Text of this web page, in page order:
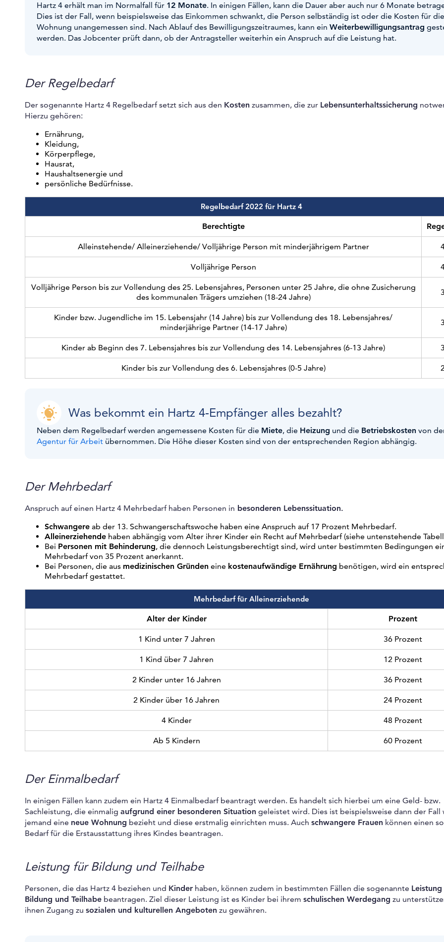
Hartz 4 erhält man im Normalfall für 12 Monate. In einigen Fällen, kann die Dauer aber auch nur 6 Monate
Dies ist der Fall, wenn beispielsweise das Einkommen schwankt, die Person selbständig ist oder die Kosten für die
Wohnung unangemessen sind. Nach Ablauf des Bewilligungszeitraumes, kann ein Weiterbewilligungsantrag
werden. Das Jobcenter prüft dann, ob der Antragsteller weiterhin ein Anspruch auf die Leistung hat.
Der Regelbedarf
Der sogenannte Hartz 4 Regelbedarf setzt sich aus den Kosten zusammen, die zur Lebensunterhaltssicherung
Hierzu gehören:
Ernährung,
Kleidung,
Körperpflege,
Hausrat,
Haushaltsenergie und
persönliche Bedürfnisse.
Regelbedarf 2022 für Hartz 4
Berechtigte
Alleinstehende/ Alleinerziehende/ Volljährige Person mit minderjährigem Partner
Volljährige Person
Volljährige Person bis zur Vollendung des 25. Lebensjahres, Personen unter 25 Jahre, die ohne Zusicherung
des kommunalen Trägers umziehen (18-24 Jahre)
Kinder bzw. Jugendliche im 15. Lebensjahr (14 Jahre) bis zur Vollendung des 18. Lebensjahres/
minderjährige Partner (14-17 Jahre)
Kinder ab Beginn des 7. Lebensjahres bis zur Vollendung des 14. Lebensjahres (6-13 Jahre)
Kinder bis zur Vollendung des 6. Lebensjahres (0-5 Jahre)
Was bekommt ein Hartz 4-Empfänger alles bezahlt?
Neben dem Regelbedarf werden angemessene Kosten für die Miete, die Heizung und die Betriebskosten von
Agentur für Arbeit übernommen. Die Höhe dieser Kosten sind von der entsprechenden Region abhängig.
Der Mehrbedarf
Anspruch auf einen Hartz 4 Mehrbedarf haben Personen in besonderen Lebenssituation.
Schwangere ab der 13. Schwangerschaftswoche haben eine Anspruch auf 17 Prozent Mehrbedarf.
Alleinerziehende haben abhängig vom Alter ihrer Kinder ein Recht auf Mehrbedarf (siehe untenstehende
Bei Personen mit Behinderung, die dennoch Leistungsberechtigt sind, wird unter bestimmten Bedingungen
Mehrbedarf von 35 Prozent anerkannt.
Bei Personen, die aus medizinischen Gründen eine kostenaufwändige Ernährung benötigen, wird ein
Mehrbedarf gestattet.
Mehrbedarf für Alleinerziehende
Alter der Kinder Prozent
1 Kind unter 7 Jahren 36 Prozent
1 Kind über 7 Jahren 12 Prozent
2 Kinder unter 16 Jahren 36 Prozent
2 Kinder über 16 Jahren 24 Prozent
4 Kinder 48 Prozent
Ab 5 Kindern 60 Prozent
Der Einmalbedarf
In einigen Fällen kann zudem ein Hartz 4 Einmalbedarf beantragt werden. Es handelt sich hierbei um eine Geld- bzw.
Sachleistung, die einmalig aufgrund einer besonderen Situation geleistet wird. Dies ist beispielsweise dann der Fall
jemand eine neue Wohnung bezieht und diese erstmalig einrichten muss. Auch schwangere Frauen können einen
Bedarf für die Erstausstattung ihres Kindes beantragen.
Leistung für Bildung und Teilhabe
Personen, die das Hartz 4 beziehen und Kinder haben, können zudem in bestimmten Fällen die sogenannte
Bildung und Teilhabe beantragen. Ziel dieser Leistung ist es Kinder bei ihrem schulischen Werdegang zu
ihnen Zugang zu sozialen und kulturellen Angeboten zu gewähren.